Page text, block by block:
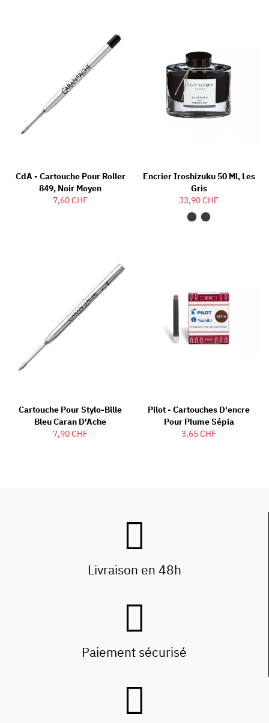
CdA - Cartouche Pour Roller
849, Noir Moyen
7,60 CHF
Encrier Iroshizuku 50 Ml, Les
Gris
33,90 CHF
Cartouche Pour Stylo-Bille
Bleu Caran D'Ache
7,90 CHF
Pilot - Cartouches D'encre
Pour Plume Sépia
3,65 CHF
Livraison en 48h
Paiement sécurisé